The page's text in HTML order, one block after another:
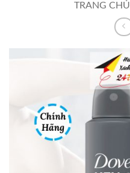
TRANG CHỦ